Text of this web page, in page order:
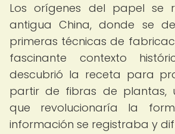
Los orígenes del papel se
antigua China, donde se
primeras técnicas de
fascinante contexto
descubrió la receta para
partir de fibras de plantas,
que revolucionaría la
información se registraba y